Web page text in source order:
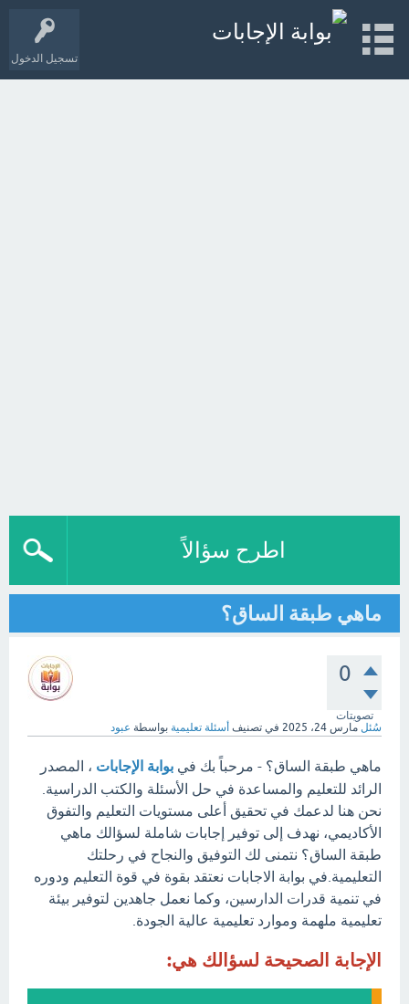
تسجيل الدخول
اطرح سؤالاً
ماهي طبقة الساق؟
0
تصويتات
سُئل مارس 24، 2025 في تصنيف أسئلة تعليمية بواسطة عبود
ماهي طبقة الساق؟ - مرحباً بك في بوابة الإجابات ، المصدر
الرائد للتعليم والمساعدة في حل الأسئلة والكتب الدراسية.
نحن هنا لدعمك في تحقيق أعلى مستويات التعليم والتفوق
الأكاديمي، نهدف إلى توفير إجابات شاملة لسؤالك ماهي
طبقة الساق؟ نتمنى لك التوفيق والنجاح في رحلتك
التعليمية.في بوابة الاجابات نعتقد بقوة في قوة التعليم ودوره
في تنمية قدرات الدارسين، وكما نعمل جاهدين لتوفير بيئة
تعليمية ملهمة وموارد تعليمية عالية الجودة.
الإجابة الصحيحة لسؤالك هي: